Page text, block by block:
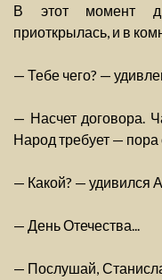
В этот момент
приоткрылась, и в
— Тебе чего? —
— Насчет договора.
Народ требует — пора
— Какой? — удивился
— День Отечества...
— Послушай,